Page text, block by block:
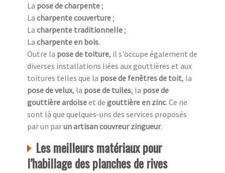
La pose de charpente;
La charpente couverture;
La charpente traditionnelle;
La charpente en bois.
Outre la pose de toiture, il s'occupe également de
diverses installations liées aux gouttières et aux
toitures telles que la pose de fenêtres de toit, la
pose de velux, la pose de tuiles, la pose de
gouttière ardoiseet de gouttière en zinc. Ce ne
sont là que quelques-uns des services proposés
par un parun artisan couvreur zingueur.
Les meilleurs matériaux pour
l’habillage des planches de rives